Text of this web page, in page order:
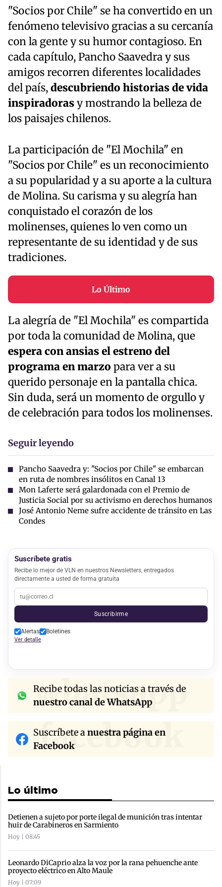
"Socios por Chile" se ha convertido en un
fenómeno televisivo gracias a su cercanía
con la gente y su humor contagioso. En
cada capítulo, Pancho Saavedra y sus
amigos recorren diferentes localidades
del país,descubriendo historias de vida
inspiradorasy mostrando la belleza de
los paisajes chilenos.
La participación de "El Mochila" en
"Socios por Chile" es un reconocimiento
a su popularidad y a su aporte a la cultura
de Molina. Su carisma y su alegría han
conquistado el corazón de los
molinenses, quienes lo ven como un
representante de su identidad y de sus
tradiciones.
Lo Último
La alegría de "El Mochila" es compartida
por toda la comunidad de Molina, que
espera con ansias el estreno del
programa en marzo para ver a su
querido personaje en la pantalla chica.
Sin duda, será un momento de orgullo y
de celebración para todos los molinenses.
Seguir leyendo
Pancho Saavedra y: "Socios por Chile" se embarcan
en ruta de nombres insólitos en Canal 13
Mon Laferte será galardonada con el Premio de
Justicia Social por su activismo en derechos humanos
José Antonio Neme sufre accidente de tránsito en Las
Condes
Suscríbete gratis
Recibe lo mejor de VLN en nuestros Newsletters, entregados
directamente a usted de forma gratuita
Suscribirme
Alertas Boletines
Ver detalle
whatsapp
Recibe todas las noticias a través de
nuestro canal de WhatsApp
facebook
Suscríbete anuestra página en
Facebook
Lo último
Detienen a sujeto por porte ilegal de munición tras intentar
huir de Carabineros en Sarmiento
Hoy | 08:45
Leonardo DiCaprio alza la voz por la rana pehuenche ante
proyecto eléctrico en Alto Maule
Hoy | 07:09